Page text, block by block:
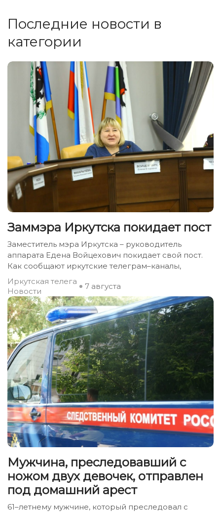
Последние новости в
категории
Заммэра Иркутска покидает пост
Заместитель мэра Иркутска – руководитель
аппарата Едена Войцехович покидает свой пост.
Как сообщают иркутские телеграм–каналы,
Иркутская телега
Новости
7 августа
Мужчина, преследовавший с
ножом двух девочек, отправлен
под домашний арест
61–летнему мужчине, который преследовал с